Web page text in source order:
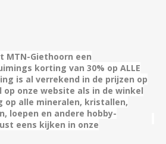
MTN-Giethoorn een
korting van 30% op ALLE
is al verrekend in de prijzen op
op onze website als in de winkel
alle mineralen, kristallen,
loepen en andere hobby-
eens kijken in onze